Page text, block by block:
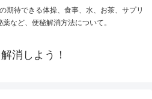
期待できる体操、食事、水、お茶、サプリ
など、便秘解消方法について。
消しよう！